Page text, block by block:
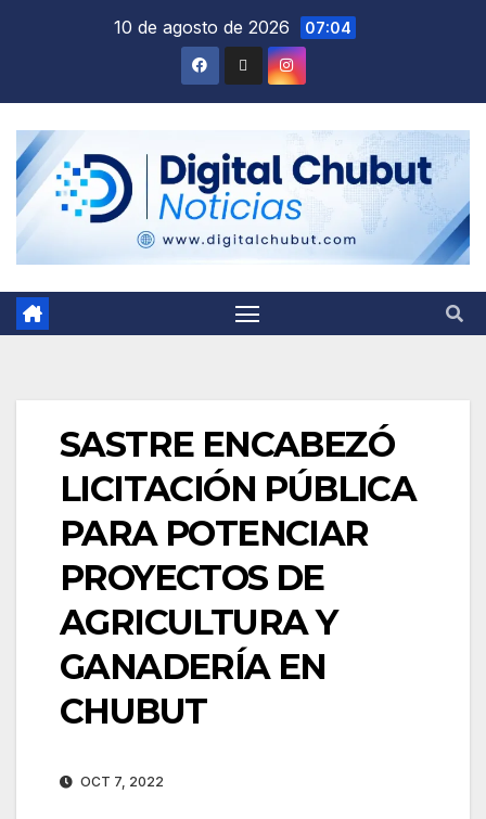
10 de agosto de 2026 07:04
SASTRE ENCABEZÓ
LICITACIÓN PÚBLICA
PARA POTENCIAR
PROYECTOS DE
AGRICULTURA Y
GANADERÍA EN
CHUBUT
OCT 7, 2022